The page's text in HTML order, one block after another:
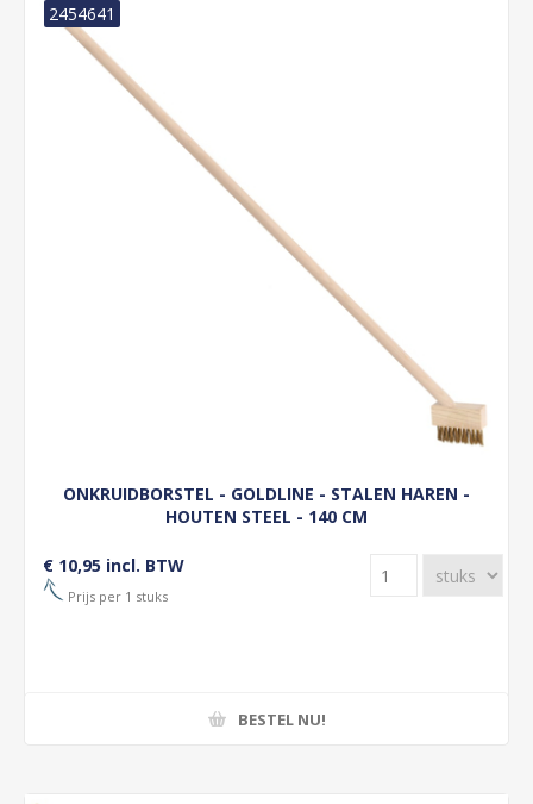
ONKRUIDBORSTEL - GOLDLINE - STALEN HAREN -
HOUTEN STEEL - 140 CM
2454641
€ 10,95 incl. BTW
Prijs per 1 stuks
BESTEL NU!